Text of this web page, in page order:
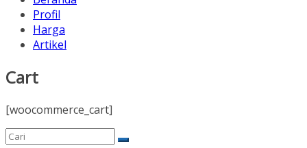
Profil
Harga
Artikel
Cart
[woocommerce_cart]